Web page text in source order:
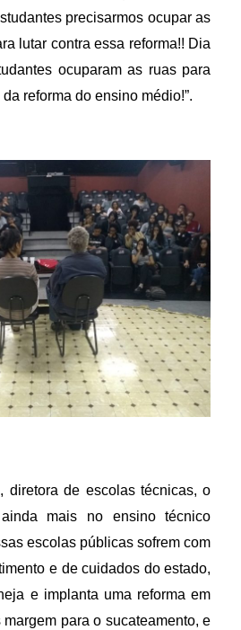
precisarmos ocupar as
lutar contra essa reforma!! Dia
ocuparam as ruas para
reforma do ensino médio!”.
diretora de escolas técnicas, o
mais no ensino técnico
escolas públicas sofrem com
e de cuidados do estado,
e implanta uma reforma em
para o sucateamento, e